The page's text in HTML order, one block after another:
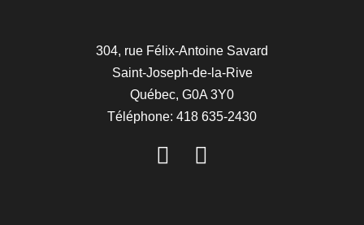
304, rue Félix-Antoine Savard
Saint-Joseph-de-la-Rive
Québec, G0A 3Y0
Téléphone: 418 635-2430